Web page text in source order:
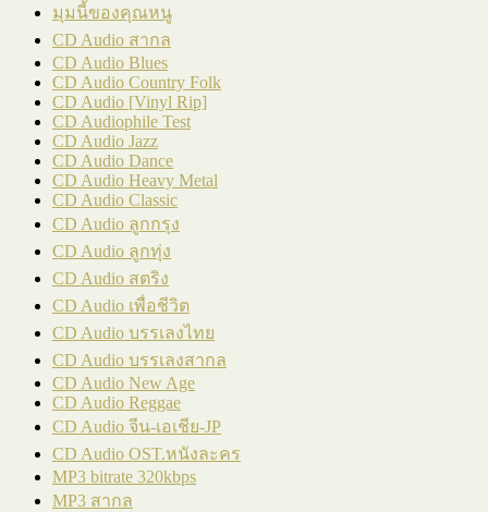
มุมนี้ของคุณหนู
CD Audio สากล
CD Audio Blues
CD Audio Country Folk
CD Audio [Vinyl Rip]
CD Audiophile Test
CD Audio Jazz
CD Audio Dance
CD Audio Heavy Metal
CD Audio Classic
CD Audio ลูกกรุง
CD Audio ลูกทุ่ง
CD Audio สตริง
CD Audio เพื่อชีวิต
CD Audio บรรเลงไทย
CD Audio บรรเลงสากล
CD Audio New Age
CD Audio Reggae
CD Audio จีน-เอเชีย-JP
CD Audio OST.หนังละคร
MP3 bitrate 320kbps
MP3 สากล